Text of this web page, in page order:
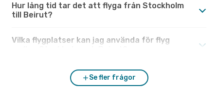
Hur lång tid tar det att flyga från Stockholm
till Beirut?
Vilka flygplatser kan jag använda för flyg
Se fler frågor